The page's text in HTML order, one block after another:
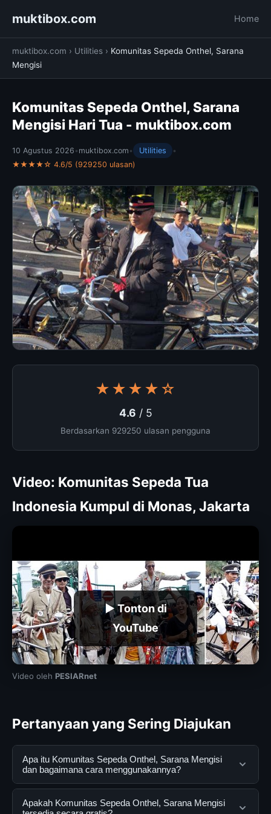
muktibox.com Home
muktibox.com › Utilities › Komunitas Sepeda Onthel, Sarana
Mengisi
Komunitas Sepeda Onthel, Sarana
Mengisi Hari Tua - muktibox.com
10 Agustus 2026 • muktibox.com • Utilities
•
★★★★☆ 4.6/5 (929250 ulasan)
★★★★☆
4.6 / 5
Berdasarkan 929250 ulasan pengguna
Video: Komunitas Sepeda Tua
Indonesia Kumpul di Monas, Jakarta
▶ Tonton di
YouTube
Video oleh PESIARnet
Pertanyaan yang Sering Diajukan
Apa itu Komunitas Sepeda Onthel, Sarana Mengisi
dan bagaimana cara menggunakannya?
Komunitas Sepeda Onthel, Sarana Mengisi adalah
Apakah Komunitas Sepeda Onthel, Sarana Mengisi